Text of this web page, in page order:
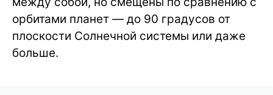
орбитами планет — до 90 градусов от
плоскости Солнечной системы или даже
больше.